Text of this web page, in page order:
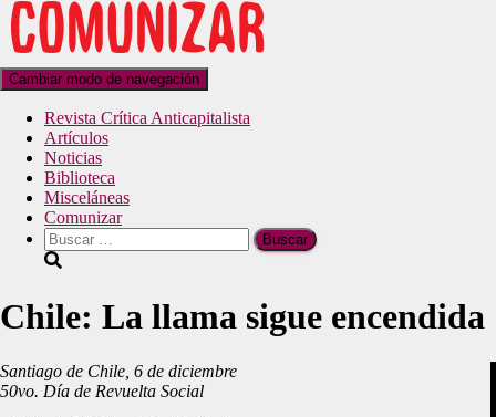
Cambiar modo de navegación
Revista Crítica Anticapitalista
Artículos
Noticias
Biblioteca
Misceláneas
Comunizar
Chile: La llama sigue encendida
Santiago de Chile, 6 de diciembre
50vo. Día de Revuelta Social